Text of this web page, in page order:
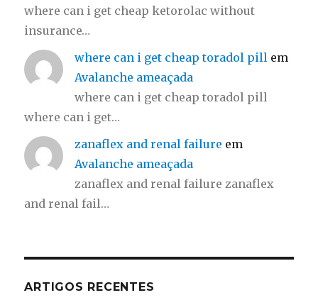
where can i get cheap ketorolac without
insurance…
where can i get cheap toradol pill em
Avalanche ameaçada
where can i get cheap toradol pill
where can i get…
zanaflex and renal failure em
Avalanche ameaçada
zanaflex and renal failure zanaflex
and renal fail…
ARTIGOS RECENTES